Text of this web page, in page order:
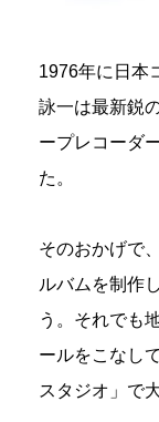
1976年に日本
詠一は最新鋭
ープレコーダ
た。
そのおかげで
ルバムを制作
う。それでも
ールをこなし
スタジオ」で